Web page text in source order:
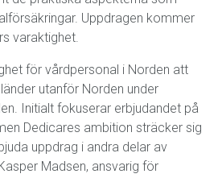
Uppdragen kommer
varaktighet.
för vårdpersonal i Norden att
utanför Norden under
Initialt fokuserar erbjudandet på
Dedicares ambition sträcker sig
uppdrag i andra delar av
Madsen, ansvarig för